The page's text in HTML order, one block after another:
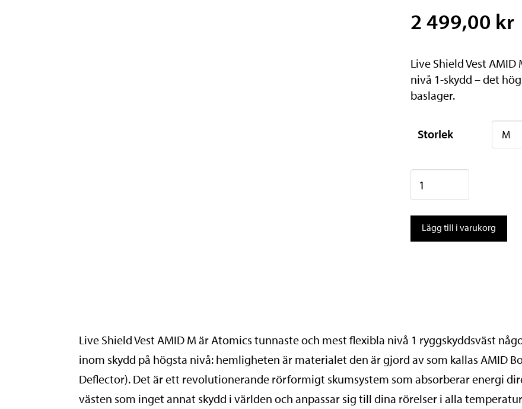
2 499,00 kr
Live Shield Vest
nivå 1-skydd – det
baslager.
Storlek
Atomic
LIVE
SHIELD
Lägg till i varukorg
Live Shield Vest AMID M är Atomics tunnaste och mest flexibla nivå 1 ryggskyddsväst
inom skydd på högsta nivå: hemligheten är materialet den är gjord av som kallas AMID
Deflector). Det är ett revolutionerande rörformigt skumsystem som absorberar energi
västen som inget annat skydd i världen och anpassar sig till dina rörelser i alla